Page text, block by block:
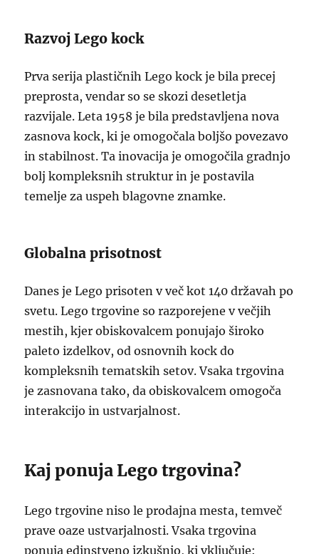
Razvoj Lego kock
Prva serija plastičnih Lego kock je bila precej
preprosta, vendar so se skozi desetletja
razvijale. Leta 1958 je bila predstavljena nova
zasnova kock, ki je omogočala boljšo povezavo
in stabilnost. Ta inovacija je omogočila gradnjo
bolj kompleksnih struktur in je postavila
temelje za uspeh blagovne znamke.
Globalna prisotnost
Danes je Lego prisoten v več kot 140 državah po
svetu. Lego trgovine so razporejene v večjih
mestih, kjer obiskovalcem ponujajo široko
paleto izdelkov, od osnovnih kock do
kompleksnih tematskih setov. Vsaka trgovina
je zasnovana tako, da obiskovalcem omogoča
interakcijo in ustvarjalnost.
Kaj ponuja Lego trgovina?
Lego trgovine niso le prodajna mesta, temveč
prave oaze ustvarjalnosti. Vsaka trgovina
ponuja edinstveno izkušnjo, ki vključuje: